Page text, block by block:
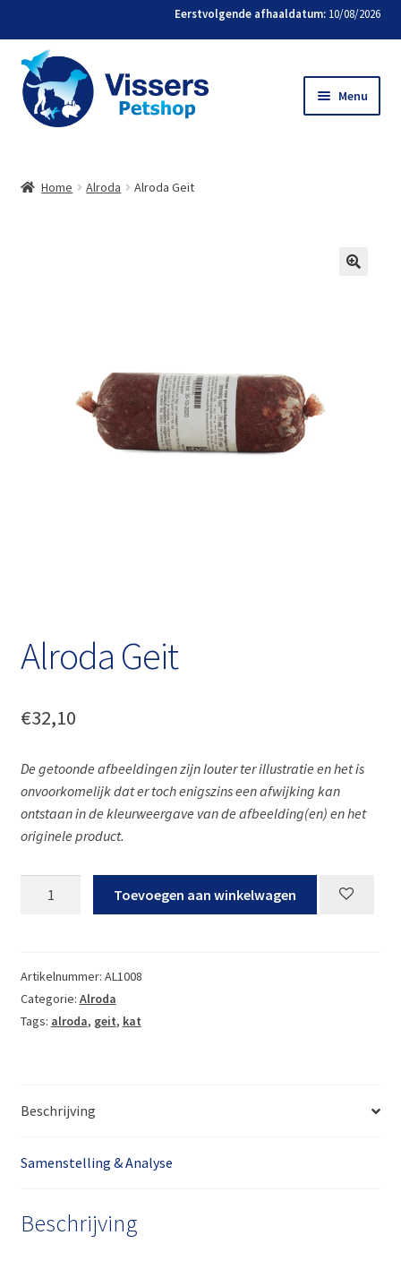
Eerstvolgende afhaaldatum: 10/08/2026
Menu
Bestellen
Home Alroda Alroda Geit
Alroda Geit
€32,10
De getoonde afbeeldingen zijn louter ter illustratie en het is
onvoorkomelijk dat er toch enigszins een afwijking kan
ontstaan in de kleurweergave van de afbeelding(en) en het
originele product.
Toevoegen aan winkelwagen
Artikelnummer: AL1008
Categorie: Alroda
Tags: alroda, geit, kat
Beschrijving
Samenstelling & Analyse
Beschrijving